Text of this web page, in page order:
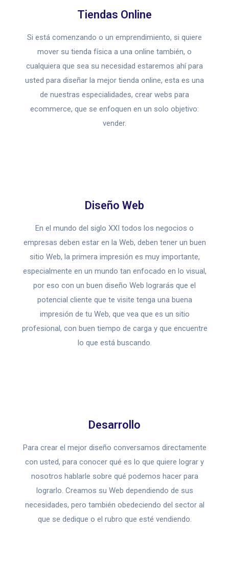
Tiendas Online
Si está comenzando o un emprendimiento, si quiere
mover su tienda física a una online también, o
cualquiera que sea su necesidad estaremos ahí para
usted para diseñar la mejor tienda online, esta es una
de nuestras especialidades, crear webs para
ecommerce, que se enfoquen en un solo objetivo:
vender.
Diseño Web
En el mundo del siglo XXI todos los negocios o
empresas deben estar en la Web, deben tener un buen
sitio Web, la primera impresión es muy importante,
especialmente en un mundo tan enfocado en lo visual,
por eso con un buen diseño Web lograrás que el
potencial cliente que te visite tenga una buena
impresión de tu Web, que vea que es un sitio
profesional, con buen tiempo de carga y que encuentre
lo que está buscando.
Desarrollo
Para crear el mejor diseño conversamos directamente
con usted, para conocer qué es lo que quiere lograr y
nosotros hablarle sobre qué podemos hacer para
lograrlo. Creamos su Web dependiendo de sus
necesidades, pero también obedeciendo del sector al
que se dedique o el rubro que esté vendiendo.